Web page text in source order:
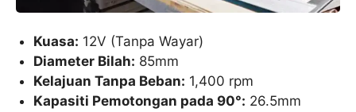
Kuasa: 12V (Tanpa Wayar)
Diameter Bilah: 85mm
Kelajuan Tanpa Beban: 1,400 rpm
Kapasiti Pemotongan pada 90°: 26.5mm